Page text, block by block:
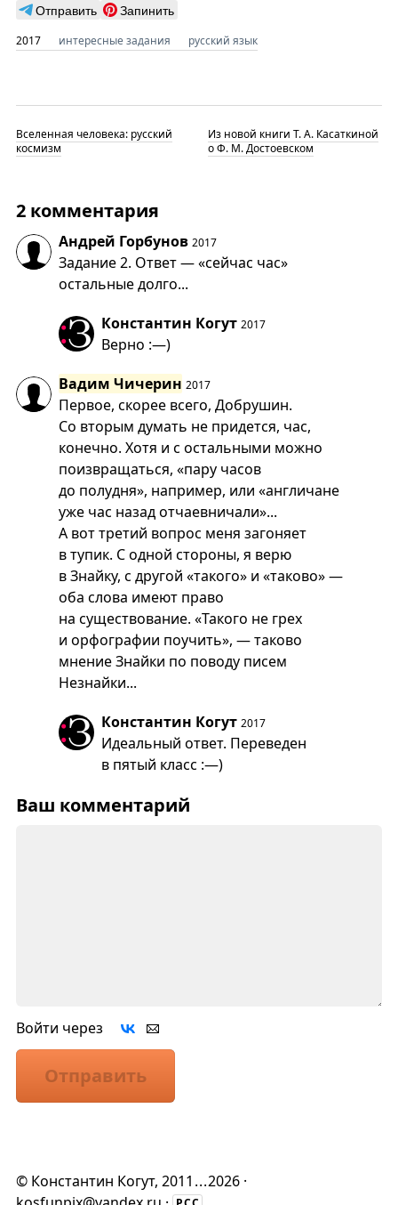
Отправить Запинить
2017 интересные задания русский язык
Вселенная человека: русский
космизм
Из новой книги Т. А. Касаткиной
о Ф. М. Достоевском
2 комментария
Андрей Горбунов 2017
Задание 2. Ответ — «сейчас час»
остальные долго...
Константин Когут 2017
Верно :—)
Вадим Чичерин 2017
Первое, скорее всего, Добрушин.
Со вторым думать не придется, час,
конечно. Хотя и с остальными можно
поизвращаться, «пару часов
до полудня», например, или «англичане
уже час назад отчаевничали»...
А вот третий вопрос меня загоняет
в тупик. С одной стороны, я верю
в Знайку, с другой «такого» и «таково» —
оба слова имеют право
на существование. «Такого не грех
и орфографии поучить», — таково
мнение Знайки по поводу писем
Незнайки...
Константин Когут 2017
Идеальный ответ. Переведен
в пятый класс :—)
Ваш комментарий
Войти через
Отправить
© Константин Когут, 2011 ...2026 ·